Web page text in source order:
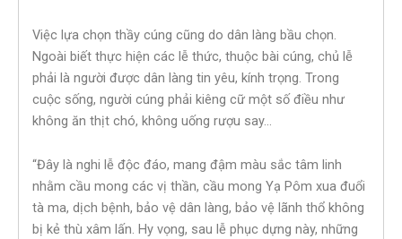
Việc lựa chọn thầy cúng cũng do dân làng bầu chọn.
Ngoài biết thực hiện các lễ thức, thuộc bài cúng, chủ lễ
phải là người được dân làng tin yêu, kính trọng. Trong
cuộc sống, người cúng phải kiêng cữ một số điều như
không ăn thịt chó, không uống rượu say…
“Đây là nghi lễ độc đáo, mang đậm màu sắc tâm linh
nhằm cầu mong các vị thần, cầu mong Yạ Pôm xua đuổi
tà ma, dịch bệnh, bảo vệ dân làng, bảo vệ lãnh thổ không
bị kẻ thù xâm lấn. Hy vọng, sau lễ phục dựng này, những